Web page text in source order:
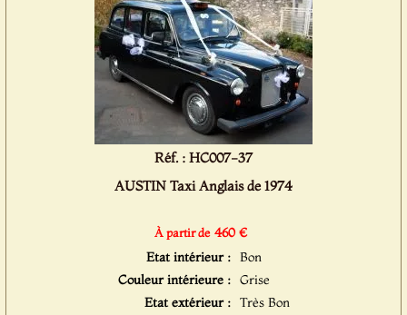
Réf. : HC007-37
AUSTIN Taxi Anglais de 1974
À partir de 460 €
Etat intérieur : Bon
Couleur intérieure : Grise
Etat extérieur : Très Bon